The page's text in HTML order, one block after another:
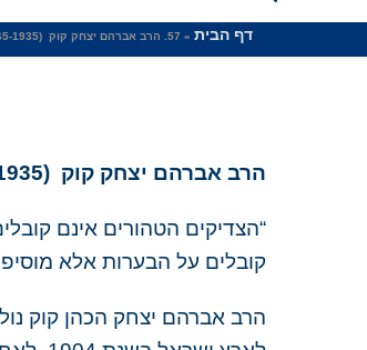
דף הבית » 57. הרב אברהם יצחק קוק (1865-1935)
הרב אברהם יצחק קוק (1865-1935)
“הצדיקים הטהורים אינם
קובלים על הבערות אלא
הרב אברהם יצחק הכהן קוק